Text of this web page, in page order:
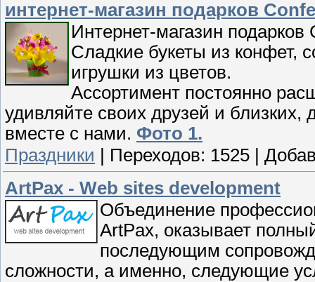
интернет-магазин подарков
Интернет-магазин подарков
Cладкие букеты из конфет,
игрушки из цветов.
Ассортимент постоянно
удивляйте своих друзей и
вместе с нами. Фото 1.
Праздники | Переходов: 1525 |
ArtPax - Web sites development
Объединение
ArtPax, оказывает
последующим
сложности, а именно, следующие